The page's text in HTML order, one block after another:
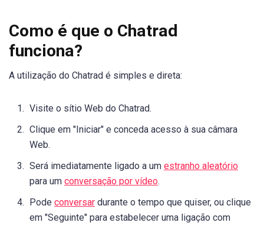
Como é que o Chatrad
funciona?
A utilização do Chatrad é simples e direta:
Visite o sítio Web do Chatrad.
Clique em "Iniciar" e conceda acesso à sua câmara
Web.
Será imediatamente ligado a um estranho aleatório
para um conversação por vídeo.
Pode conversar durante o tempo que quiser, ou clique
em "Seguinte" para estabelecer uma ligação com